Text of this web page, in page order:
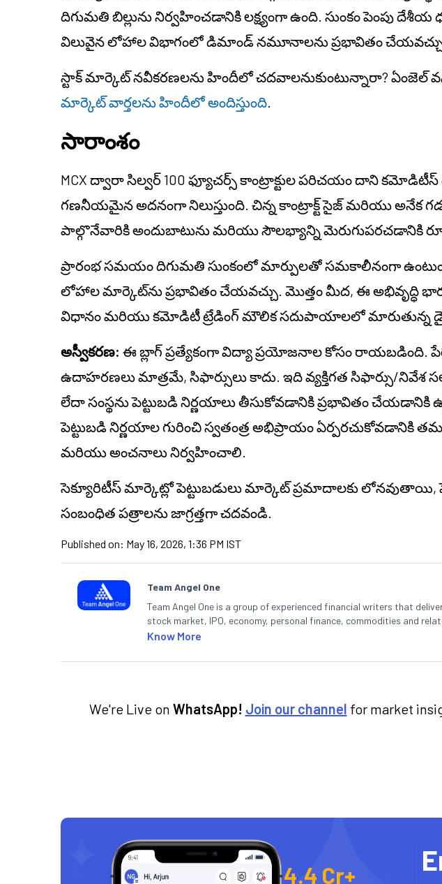
దిగుమతి బిల్లును నిర్వహించడానికి లక్ష్యంగా ఉంది. సుంకం పెంపు
విలువైన లోహాల విభాగంలో డిమాండ్ నమూనాలను ప్రభావితం
స్టాక్ మార్కెట్ నవీకరణలను హిందీలో చదవాలనుకుంటున్నారా? ఏంజెల్
మార్కెట్ వార్తలను హిందీలో అందిస్తుంది.
సారాంశం
MCX ద్వారా సిల్వర్ 100 ఫ్యూచర్స్ కాంట్రాక్టుల పరిచయం దాని
గణనీయమైన అదనంగా నిలుస్తుంది. చిన్న కాంట్రాక్ట్ సైజ్ మరియు అనేక
పాల్గొనేవారికి అందుబాటును మరియు సౌలభ్యాన్ని మెరుగుపరచడానికి
ప్రారంభ సమయం దిగుమతి సుంకంలో మార్పులతో సమకాలీనంగా
లోహాల మార్కెట్‌ను ప్రభావితం చేయవచ్చు. మొత్తం మీద, ఈ అభివృద్ధి
విధానం మరియు కమోడిటీ ట్రేడింగ్ మౌలిక సదుపాయాలలో మారుతున్న
అస్వీకరణ: ఈ బ్లాగ్ ప్రత్యేకంగా విద్యా ప్రయోజనాల కోసం రాయబడింది.
ఉదాహరణలు మాత్రమే, సిఫార్సులు కాదు. ఇది వ్యక్తిగత సిఫార్సు/నివేశ
లేదా సంస్థను పెట్టుబడి నిర్ణయాలు తీసుకోవడానికి ప్రభావితం చేయడానికి
పెట్టుబడి నిర్ణయాల గురించి స్వతంత్ర అభిప్రాయం ఏర్పరచుకోవడానికి
మరియు అంచనాలు నిర్వహించాలి.
సెక్యూరిటీస్ మార్కెట్లో పెట్టుబడులు మార్కెట్ ప్రమాదాలకు లోనవుతాయి,
సంబంధిత పత్రాలను జాగ్రత్తగా చదవండి.
Published on: May 16, 2026, 1:36 PM IST
Team Angel One
Team Angel One is a group of experienced financial writers that
stock market, IPO, economy, personal finance, commodities and
Know More
We're Live on WhatsApp! Join our channel for market
4.4 Cr+